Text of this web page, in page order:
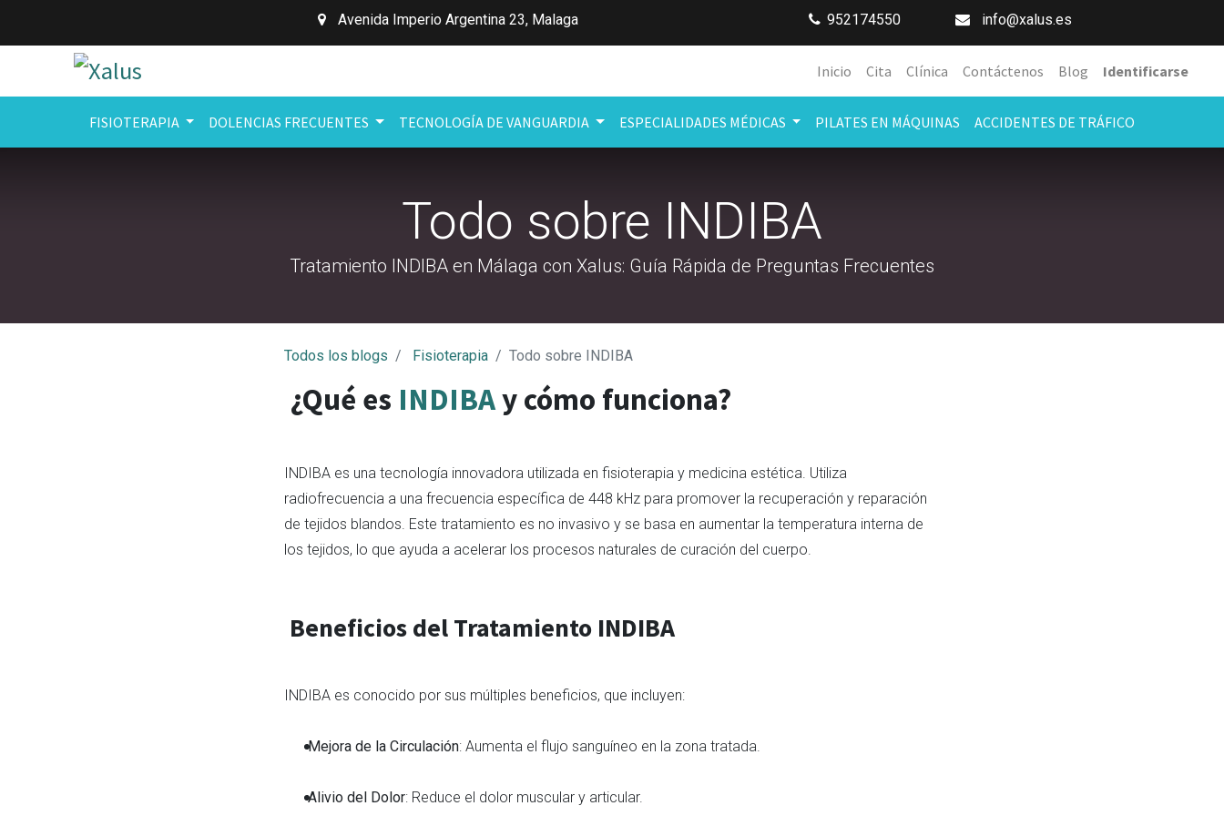
Avenida Imperio Argentina 23, Malaga 952174550 info@xalus.es
Inicio Cita Clínica Contáctenos Blog Identificarse
FISIOTERAPIA DOLENCIAS FRECUENTES TECNOLOGÍA DE VANGUARDIA ESPECIALIDADES MÉDICAS PILATES EN MÁQUINAS ACCIDENTES DE TRÁFICO
Todo sobre INDIBA
Tratamiento INDIBA en Málaga con Xalus: Guía Rápida de Preguntas Frecuentes
Todos los blogs Fisioterapia Todo sobre INDIBA
¿Qué es INDIBAy cómo funciona?
INDIBA es una tecnología innovadora utilizada en fisioterapia y medicina estética. Utiliza
radiofrecuencia a una frecuencia específica de 448 kHz para promover la recuperación y reparación
de tejidos blandos. Este tratamiento es no invasivo y se basa en aumentar la temperatura interna de
los tejidos, lo que ayuda a acelerar los procesos naturales de curación del cuerpo.
Beneficios del Tratamiento INDIBA
INDIBA es conocido por sus múltiples beneficios, que incluyen:
Mejora de la Circulación: Aumenta el flujo sanguíneo en la zona tratada.
Alivio del Dolor: Reduce el dolor muscular y articular.